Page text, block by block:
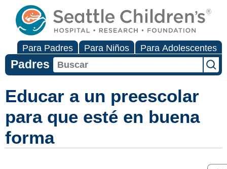
Para Padres Para Niños Para Adolescentes
Padres
Educar a un preescolar
para que esté en buena
forma